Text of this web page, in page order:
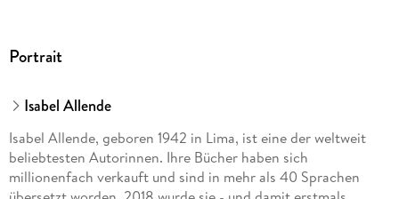
Portrait
Isabel Allende
Isabel Allende, geboren 1942 in Lima, ist eine der weltweit
beliebtesten Autorinnen. Ihre Bücher haben sich
millionenfach verkauft und sind in mehr als 40 Sprachen